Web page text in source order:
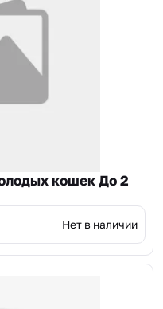
кошек До 2
Нет в наличии